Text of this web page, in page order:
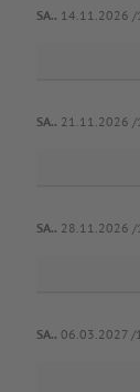
SA.. 14.11.2026 /
SA.. 21.11.2026 /
SA.. 28.11.2026 /
SA.. 06.03.2027 /